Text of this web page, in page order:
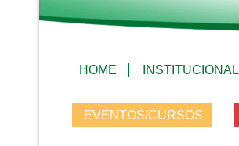
HOME INSTITUCIONAL
EVENTOS/CURSOS